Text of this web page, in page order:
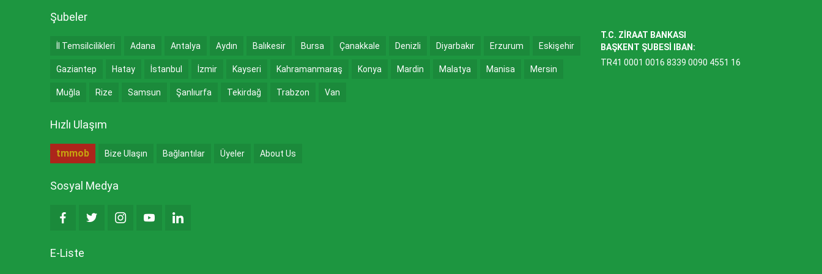
Şubeler
İl Temsilcilikleri Adana Antalya Aydın Balıkesir Bursa Çanakkale Denizli Diyarbakır Erzurum Eskişehir
Gaziantep Hatay İstanbul İzmir Kayseri Kahramanmaraş Konya Mardin Malatya Manisa Mersin
Muğla Rize Samsun Şanlıurfa Tekirdağ Trabzon Van
Hızlı Ulaşım
tmmob Bize Ulaşın Bağlantılar Üyeler About Us
Sosyal Medya
E-Liste
T.C. ZİRAAT BANKASI
BAŞKENT ŞUBESİ IBAN:
TR41 0001 0016 8339 0090 4551 16